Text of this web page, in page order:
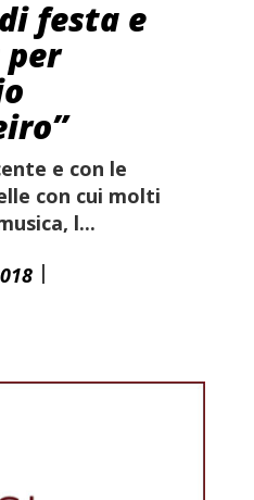
festa e
e con le
con cui molti
l...
|